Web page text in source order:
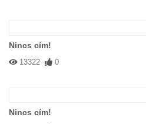
Nincs cím!
13322 0
Nincs cím!